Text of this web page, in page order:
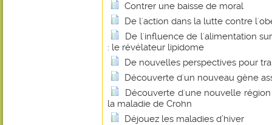
Contrer une baisse de moral
De l'action dans la lutte contre
De l'influence de l'alimentation
: le révélateur lipidome
De nouvelles perspectives pour
Découverte d'un nouveau gène
Découverte d'une nouvelle
la maladie de Crohn
Déjouez les maladies d’hiver